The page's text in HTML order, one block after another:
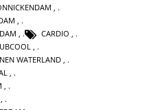
, CARDIO ,
,
WATERLAND ,
,
,
,